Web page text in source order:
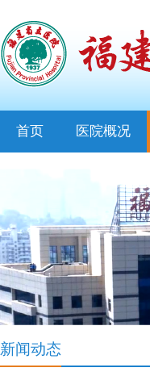
首页 医院概况
新闻动态